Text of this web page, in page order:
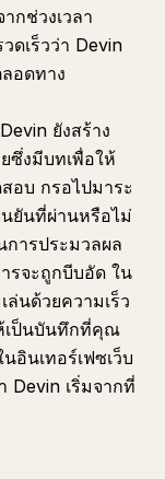
กช่วงเวลา
ดเร็วว่า Devin
อดทาง
ยังสร้าง
ซึ่งมีบทเพื่อให้
อบ กรอไปมาระ
ยันที่ผ่านหรือไม่
การประมวลผล
รจะถูกบีบอัด ใน
ล่นด้วยความเร็ว
เป็นบันทึกที่คุณ
อินเทอร์เฟซเว็บ
Devin เริ่มจากที่